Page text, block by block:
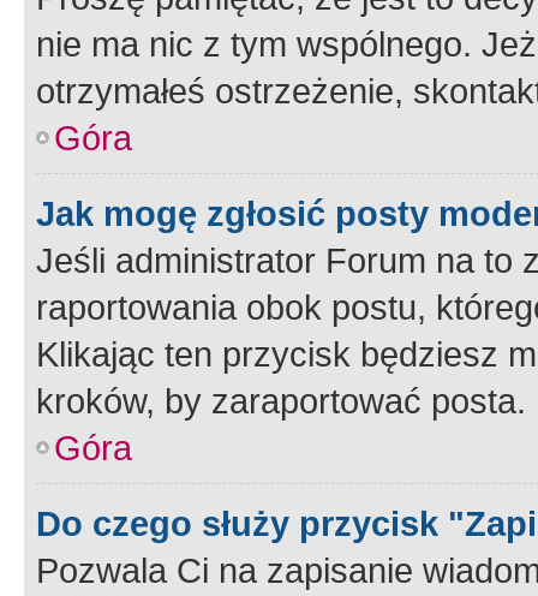
nie ma nic z tym wspólnego.
otrzymałeś ostrzeżenie,
Góra
Jak mogę zgłosić posty
Jeśli administrator Forum na to
raportowania obok postu,
Klikając ten przycisk będziesz
kroków, by zaraportować posta.
Góra
Do czego służy przycisk
Pozwala Ci na zapisanie